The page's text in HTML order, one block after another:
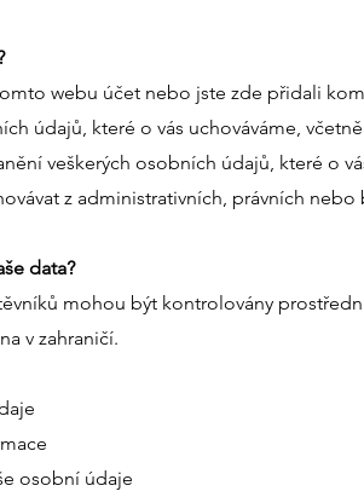
webu účet nebo jste zde přidali
údajů, které o vás uchováváme,
veškerých osobních údajů, které o
z administrativních, právních
data?
mohou být kontrolovány
v zahraničí.
osobní údaje